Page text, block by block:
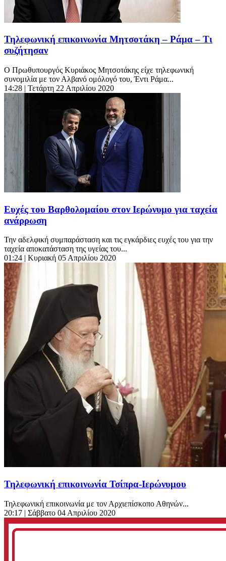
Τηλεφωνική επικοινωνία Μητσοτάκη – Ράμα – Τι
συζήτησαν
Ο Πρωθυπουργός Κυριάκος Μητσοτάκης είχε τηλεφωνική
συνομιλία με τον Αλβανό ομόλογό του, Έντι Ράμα...
14:28 | Τετάρτη 22 Απριλίου 2020
Ευχές του Βαρθολομαίου στον Ιερώνυμο για ταχεία
ανάρρωση
Την αδελφική συμπαράσταση και τις εγκάρδιες ευχές του για την
ταχεία αποκατάσταση της υγείας του...
01:24 | Κυριακή 05 Απριλίου 2020
Τηλεφωνική επικοινωνία Τσίπρα-Ιερώνυμου
Τηλεφωνική επικοινωνία με τον Αρχιεπίσκοπο Αθηνών...
20:17 | Σάββατο 04 Απριλίου 2020